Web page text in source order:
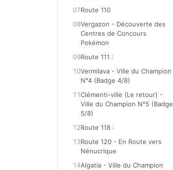
07Route 110
08Vergazon - Découverte des
Centres de Concours
Pokémon
09Route 111 :
10Vermilava - Ville du Champion
N°4 (Badge 4/8)
11Clémenti-ville (Le retour) -
Ville du Champion N°5 (Badge
5/8)
12Route 118 :
13Route 120 - En Route vers
Nénucrique
14Algatia - Ville du Champion